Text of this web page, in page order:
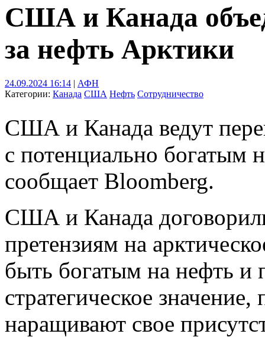
США и Канада
за нефть Арктики
24.09.2024 16:14 | АФН
Категории: Канада США Нефть Сотрудничество
США и Канада ведут
с потенциально
сообщает Bloomberg.
США и Канада
претензиям на
быть богатым на нефть и
стратегическое
наращивают свое